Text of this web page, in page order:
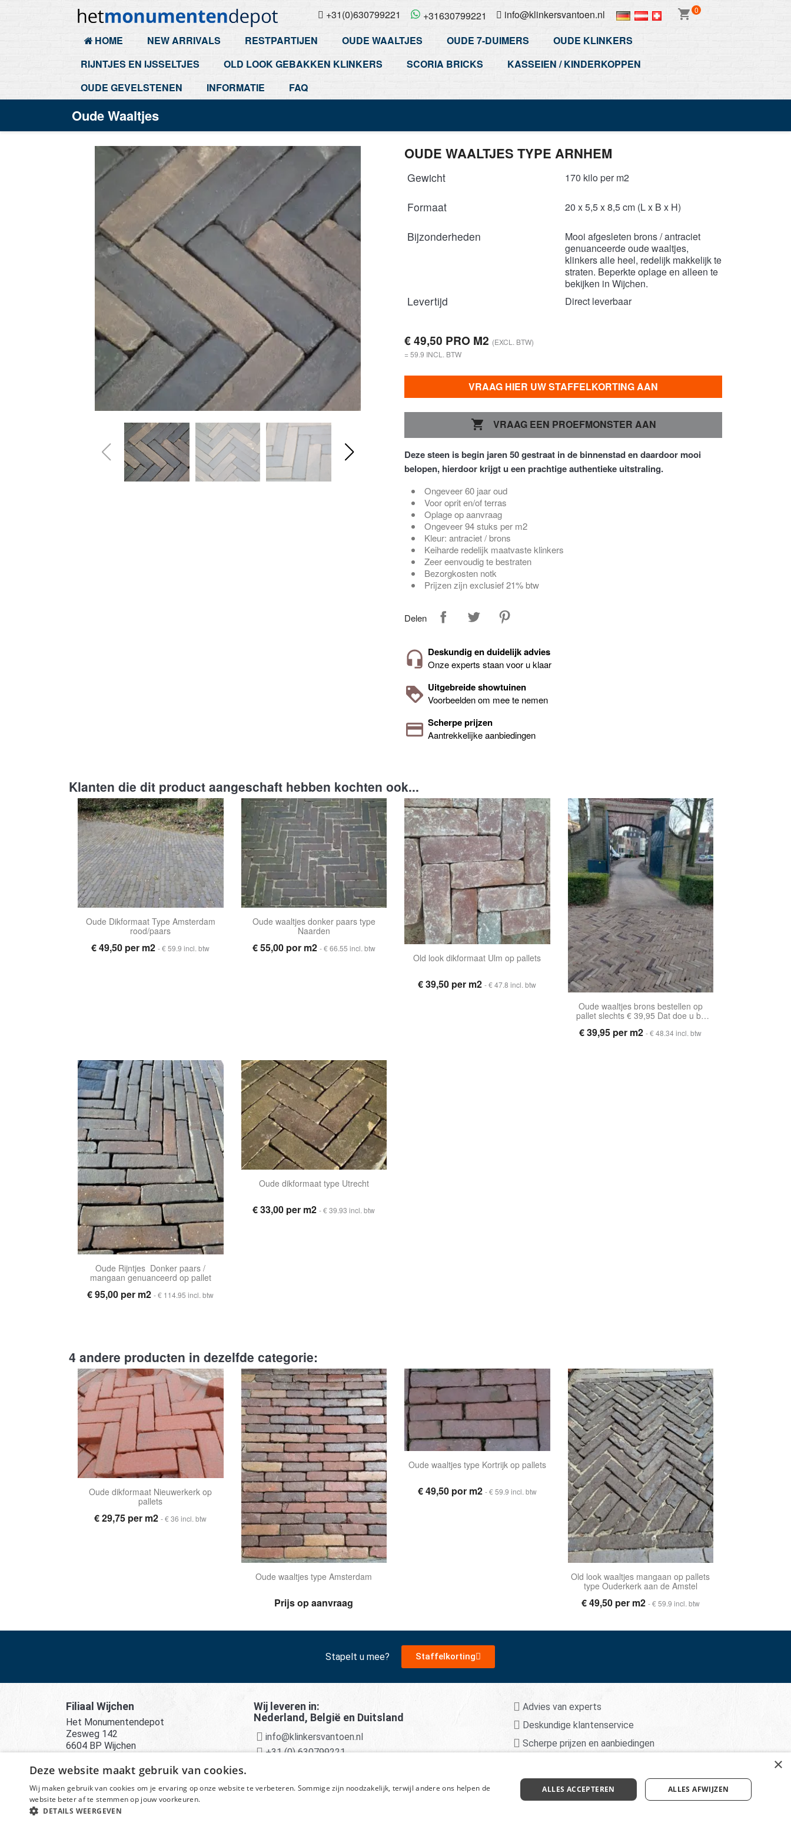
+31(0)630799221 +31630799221 info@klinkersvantoen.nl shopping_cart 0
HOME NEW ARRIVALS RESTPARTIJEN OUDE WAALTJES OUDE 7-DUIMERS
OUDE KLINKERS
RIJNTJES EN IJSSELTJES
OLD LOOK GEBAKKEN KLINKERS SCORIA BRICKS
KASSEIEN / KINDERKOPPEN
OUDE GEVELSTENEN
INFORMATIE FAQ
Oude Waaltjes
OUDE WAALTJES TYPE ARNHEM
Gewicht 170 kilo per m2
Formaat 20 x 5,5 x 8,5 cm (L x B x H)
Bijzonderheden
Mooi afgesleten brons / antraciet
genuanceerde oude waaltjes,
klinkers alle heel, redelijk makkelijk te
straten. Beperkte oplage en alleen te
bekijken in Wijchen.
Levertijd Direct leverbaar
€ 49,50 PRO M2 (EXCL. BTW)
= 59.9 INCL. BTW
VRAAG HIER UW STAFFELKORTING AAN
 VRAAG EEN PROEFMONSTER AAN
Deze steen is begin jaren 50 gestraat in de binnenstad en daardoor mooi
belopen, hierdoor krijgt u een prachtige authentieke uitstraling.
Ongeveer 60 jaar oud
Voor oprit en/of terras
Oplage op aanvraag
Ongeveer 94 stuks per m2
Kleur: antraciet / brons
Keiharde redelijk maatvaste klinkers
Zeer eenvoudig te bestraten
Bezorgkosten notk
Prijzen zijn exclusief 21% btw
Delen
Deskundig en duidelijk advies
Onze experts staan voor u klaar
Uitgebreide showtuinen
Voorbeelden om mee te nemen
Scherpe prijzen
Aantrekkelijke aanbiedingen
Klanten die dit product aangeschaft hebben kochten ook...
Oude Dikformaat Type Amsterdam
rood/paars
€ 49,50 per m2- € 59.9 incl. btw
Oude waaltjes donker paars type
Naarden
€ 55,00 por m2 - € 66.55 incl. btw
Old look dikformaat Ulm op pallets
€ 39,50 per m2- € 47.8 incl. btw
Oude waaltjes brons bestellen op
pallet slechts € 39,95 Dat doe u bij
€ 39,95 per m2- € 48.34 incl. btw
Oude Rijntjes Donker paars /
mangaan genuanceerd op pallet
€ 95,00 per m2- € 114.95 incl. btw
Oude dikformaat type Utrecht
€ 33,00 per m2- € 39.93 incl. btw
4 andere producten in dezelfde categorie:
Oude dikformaat Nieuwerkerk op
pallets
€ 29,75 per m2- € 36 incl. btw
Oude waaltjes type Amsterdam
Prijs op aanvraag
Oude waaltjes type Kortrijk op pallets
€ 49,50 por m2 - € 59.9 incl. btw
Old look waaltjes mangaan op pallets
type Ouderkerk aan de Amstel
€ 49,50 per m2 - € 59.9 incl. btw
Stapelt u mee? Staffelkorting
Filiaal Wijchen
Het Monumentendepot
Zesweg 142
6604 BP Wijchen
Wij leveren in:
Nederland, België en Duitsland
info@klinkersvantoen.nl
+31 (0) 630799221
Advies van experts
Deskundige klantenservice
Scherpe prijzen en aanbiedingen
Disclaimer
×
Deze website maakt gebruik van cookies.
Wij maken gebruik van cookies om je ervaring op onze website te verbeteren. Sommige zijn noodzakelijk, terwijl andere ons helpen de
website beter af te stemmen op jouw voorkeuren.
DETAILS WEERGEVEN
ALLES ACCEPTEREN ALLES AFWIJZEN